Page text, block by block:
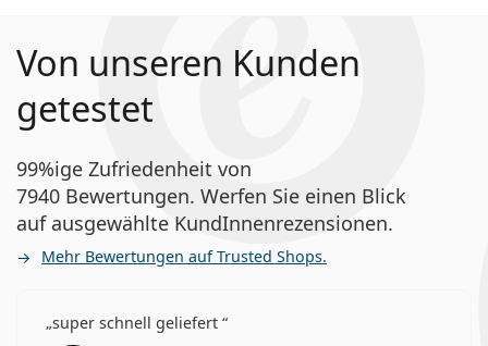
Von unseren Kunden
getestet
99%ige Zufriedenheit von
7940 Bewertungen. Werfen Sie einen Blick
auf ausgewählte KundInnenrezensionen.
Mehr Bewertungen auf Trusted Shops.
super schnell geliefert